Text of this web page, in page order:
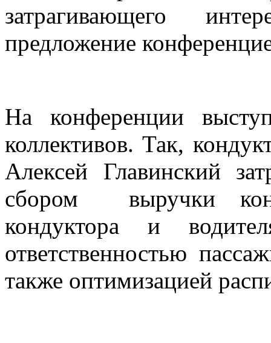
затрагивающего
предложение
На конференции
коллективов. Так,
Алексей Главинский
сбором выручки
кондуктора и
ответственностью
также оптимизацией